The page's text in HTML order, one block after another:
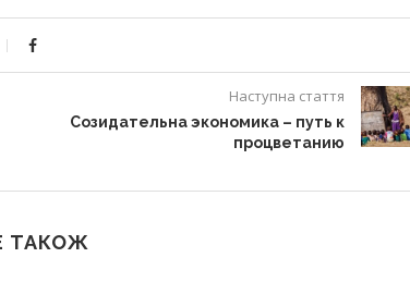
Наступна стаття
Созидательна экономика – путь к
процветанию
ТАКОЖ